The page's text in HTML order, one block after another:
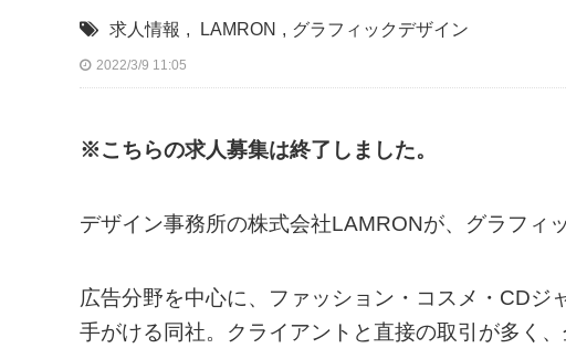
求人情報 , LAMRON , グラフィックデザイン
2022/3/9 11:05
※こちらの求人募集は終了しました。
デザイン事務所の株式会社LAMRONが、グラフィ
広告分野を中心に、ファッション・コスメ・CDジ
手がける同社。クライアントと直接の取引が多く